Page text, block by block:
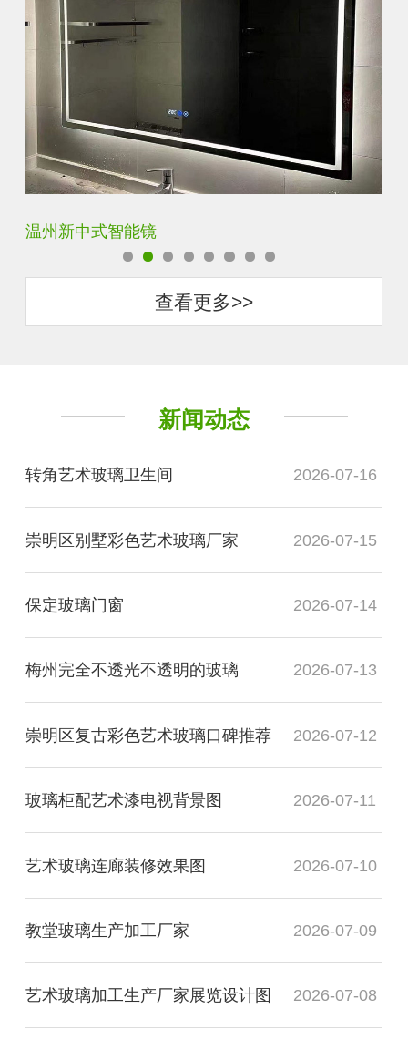
温州新中式智能镜
查看更多>>
新闻动态
转角艺术玻璃卫生间 2026-07-16
崇明区别墅彩色艺术玻璃厂家 2026-07-15
保定玻璃门窗 2026-07-14
梅州完全不透光不透明的玻璃 2026-07-13
崇明区复古彩色艺术玻璃口碑推荐 2026-07-12
玻璃柜配艺术漆电视背景图 2026-07-11
艺术玻璃连廊装修效果图 2026-07-10
教堂玻璃生产加工厂家 2026-07-09
艺术玻璃加工生产厂家展览设计图 2026-07-08